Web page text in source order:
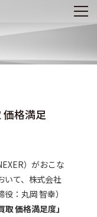
価格満足
）がおこな
いて、株式会社
：丸岡 智幸）
取 価格満足度」